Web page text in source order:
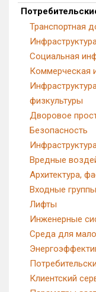
Транспортная
Социальная
Коммерческая
физкультуры
Дворовое
Безопасность
Вредные
Архитектура,
Входные
Лифты
Инженерные
Среда для
Клиентский